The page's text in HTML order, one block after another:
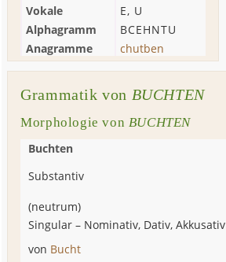
Vokale
E, U
Alphagramm
BCEHNTU
Anagramme
chutben
Grammatik von BUCHTEN
Morphologie von BUCHTEN
Buchten
Substantiv
(neutrum)
Singular – Nominativ, Dativ, Akkusativ
von Bucht